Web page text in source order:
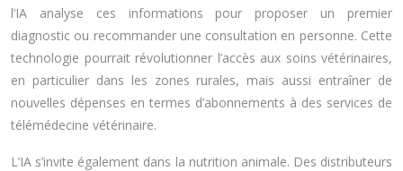
l’IA analyse ces informations pour proposer un premier
diagnostic ou recommander une consultation en personne. Cette
technologie pourrait révolutionner l’accès aux soins vétérinaires,
en particulier dans les zones rurales, mais aussi entraîner de
nouvelles dépenses en termes d’abonnements à des services de
télémédecine vétérinaire.
L’IA s’invite également dans la nutrition animale. Des distributeurs